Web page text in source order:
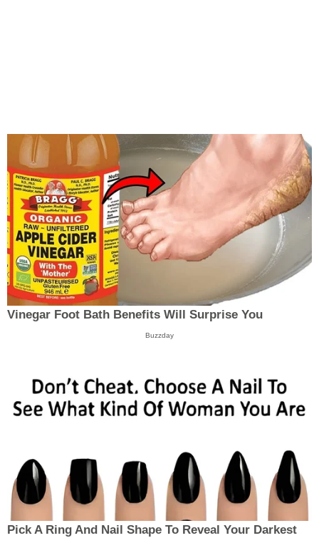
Vinegar Foot Bath Benefits Will Surprise You
Buzzday
Pick A Ring And Nail Shape To Reveal Your Darkest